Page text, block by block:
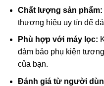
Chất lượng sản phẩm:
thương hiệu uy tín để
Phù hợp với máy lọc:
đảm bảo phụ kiện
của bạn.
Đánh giá từ người